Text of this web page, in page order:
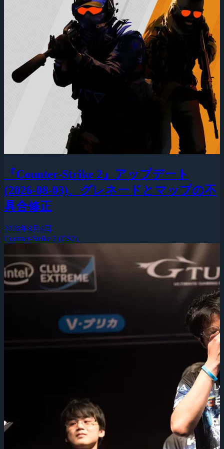
『Counter-Strike 2』アップデート
(2026-08-03)、グレネードとマップの不
具合修正
2026年8月4日
Counter-Strike 2 (CS2)